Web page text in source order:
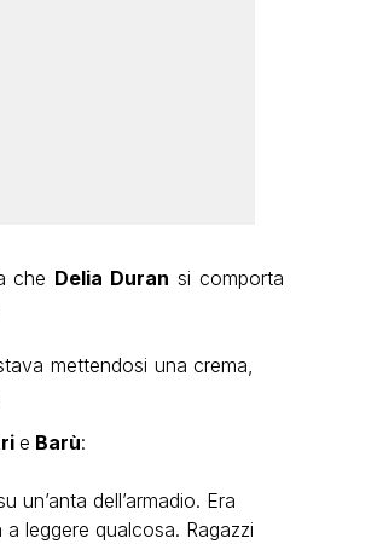
che Delia Duran si comporta
mettendosi una crema,
e Barù:
dell’armadio. Era
leggere qualcosa. Ragazzi